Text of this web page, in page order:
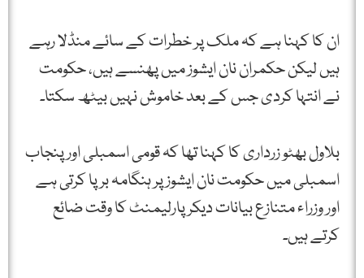
ان کا کہنا ہے کہ ملک پر خطرات کے سائے منڈلا رہے
ہیں لیکن حکمران نان ایشوز میں پھنسے ہیں، حکومت
نے انتہا کردی جس کے بعد خاموش نہیں بیٹھ سکتا۔
بلاول بھٹو زرداری کا کہنا تھا کہ قومی اسمبلی اور پنجاب
اسمبلی میں حکومت نان ایشوز پر ہنگامہ برپا کرتی ہے
اور وزراء متنازع بیانات دیکر پارلیمنٹ کا وقت ضائع
کرتے ہیں۔